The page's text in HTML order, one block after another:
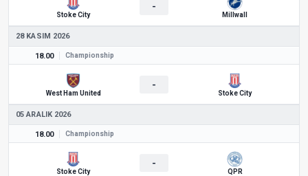
Stoke City
-
Millwall
28 KASIM 2026
18.00 Championship
West Ham United
-
Stoke City
05 ARALIK 2026
18.00 Championship
Stoke City
-
QPR